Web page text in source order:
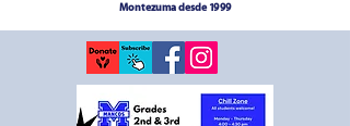
Montezuma desde 1999